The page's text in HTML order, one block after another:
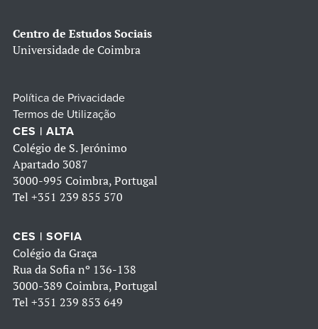
Centro de Estudos Sociais
Universidade de Coimbra
Política de Privacidade
Termos de Utilização
CES | ALTA
Colégio de S. Jerónimo
Apartado 3087
3000-995 Coimbra, Portugal
Tel +351 239 855 570
CES | SOFIA
Colégio da Graça
Rua da Sofia nº 136-138
3000-389 Coimbra, Portugal
Tel +351 239 853 649